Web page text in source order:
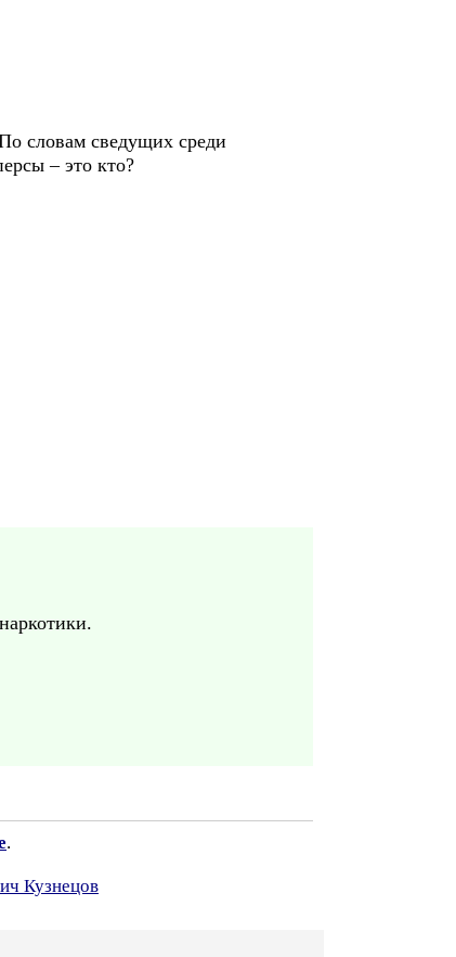
словам сведущих среди
– это кто?
.
Кузнецов